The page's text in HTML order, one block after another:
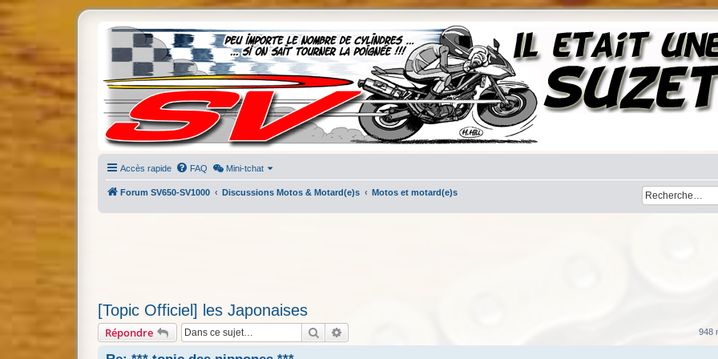
Accès rapide FAQ Mini-tchat
Forum SV650-SV1000 Discussions Motos & Motard(e)s Motos et motard(e)s
[Topic Officiel] les Japonaises
Répondre Rechercher 948